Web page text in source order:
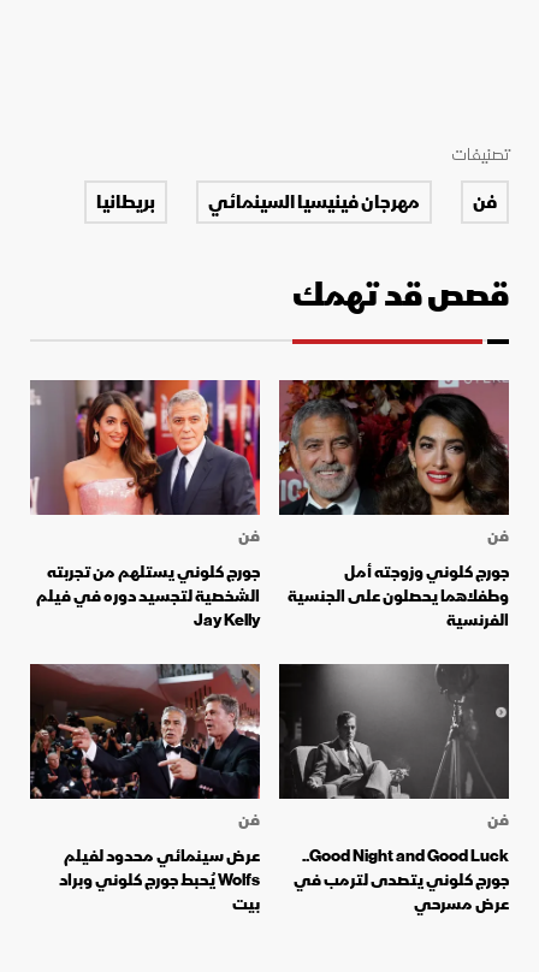
تصنيفات
فن مهرجان فينيسيا السينمائي بريطانيا
قصص قد تهمك
فن
جورج كلوني وزوجته أمل
وطفلاهما يحصلون على الجنسية
الفرنسية
فن
جورج كلوني يستلهم من تجربته
الشخصية لتجسيد دوره في فيلم
Jay Kelly
فن
Good Night and Good Luck..
جورج كلوني يتصدى لترمب في
عرض مسرحي
فن
عرض سينمائي محدود لفيلم
Wolfs يُحبط جورج كلوني وبراد
بيت